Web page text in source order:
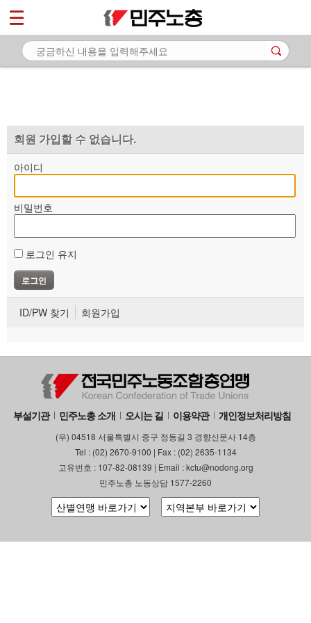
회원 가입할 수 없습니다.
아이디
비밀번호
로그인 유지
ID/PW 찾기 회원가입
부설기관 민주노총 소개 오시는 길 이용약관 개인정보처리방침
(우) 04518 서울특별시 중구 정동길 3 경향신문사 14층
Tel : (02) 2670-9100 | Fax : (02) 2635-1134
고유번호 : 107-82-08139 | Email : kctu@nodong.org
민주노총 노동상담 1577-2260
마이페이지
소개
자료
부설기관